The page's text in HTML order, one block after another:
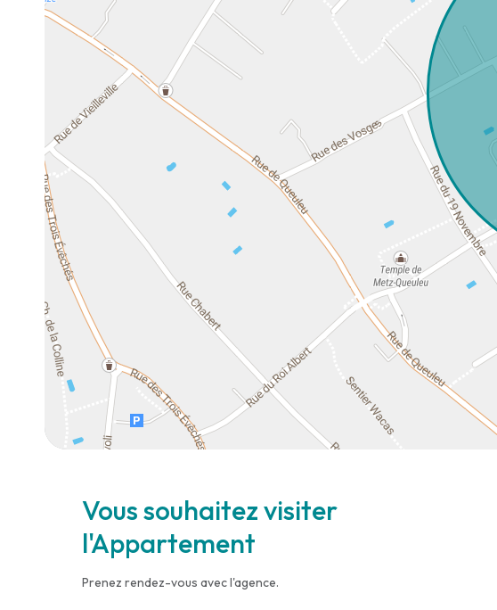
Vous souhaitez visiter
l'Appartement
Prenez rendez-vous avec l'agence.